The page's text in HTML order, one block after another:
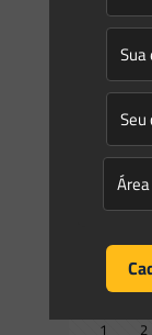
Conheça as
Catarina
No dia 06/07/
Estado de
grande
1 2